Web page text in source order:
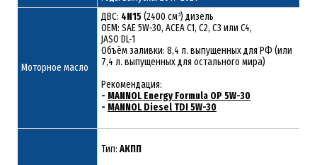
Моторное масло
ДВС: 4N15(2400 см³) дизель
ОЕМ: SAE 5W-30, ACEA C1, C2, C3 или C4,
JASO DL-1
Объём заливки: 8,4 л. выпущенных для РФ (или
7,4 л. выпущенных для остального мира)
Рекомендация:
- MANNOL Energy Formula OP 5W-30
- MANNOL Diesel TDI 5W-30
Тип: АКПП